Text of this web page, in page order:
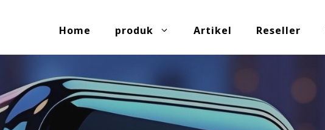
Home produk Artikel Reseller